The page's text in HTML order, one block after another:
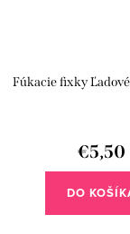
Fúkacie fixky
€5,50
DO